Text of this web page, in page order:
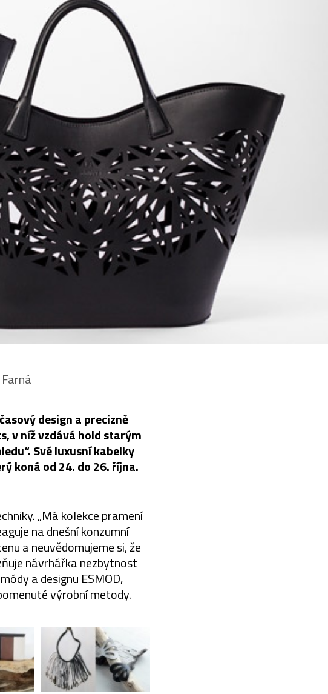
design a precizně
v níž vzdává hold starým
Své luxusní kabelky
koná od 24. do 26. října.
„Má kolekce pramení
na dnešní konzumní
a neuvědomujeme si, že
návrhářka nezbytnost
a designu ESMOD,
výrobní metody.